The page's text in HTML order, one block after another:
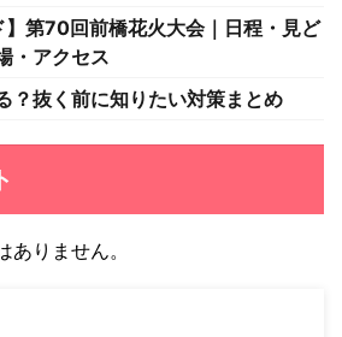
】第70回前橋花火大会｜日程・見ど
・アクセス
？抜く前に知りたい対策まとめ
りません。